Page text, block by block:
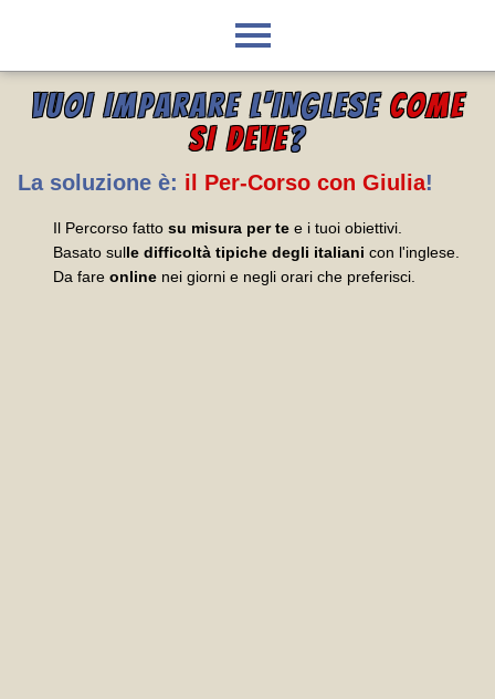
VUOI IMPARARE L'INGLESE COME
SI DEVE?
La soluzione è: il Per-Corso con Giulia!
Il Percorso fatto su misura per te e i tuoi obiettivi.
Basato sulle difficoltà tipiche degli italiani con l'inglese.
Da fare online nei giorni e negli orari che preferisci.